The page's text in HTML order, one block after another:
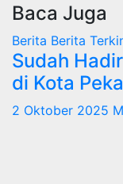
Baca Juga
Berita Berita
Sudah
di Kota
2 Oktober 2025